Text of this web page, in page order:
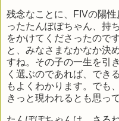
残念なことに、FIVの陽
ったたんぽぽちゃん、持
をかけてくださったので
と、みなさまなかなか
すね。その子の一生を引
く選ぶのであれば、でき
もよくわかります。でも
きっと現われるとも思っ